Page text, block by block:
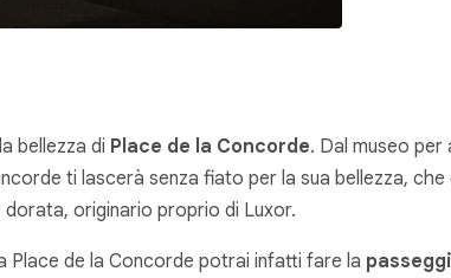
bellezza di Place de la Concorde. Dal museo
ti lascerà senza fiato per la sua bellezza,
originario proprio di Luxor.
Place de la Concorde potrai infatti fare la